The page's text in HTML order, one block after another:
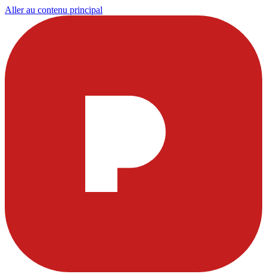
Aller au contenu principal